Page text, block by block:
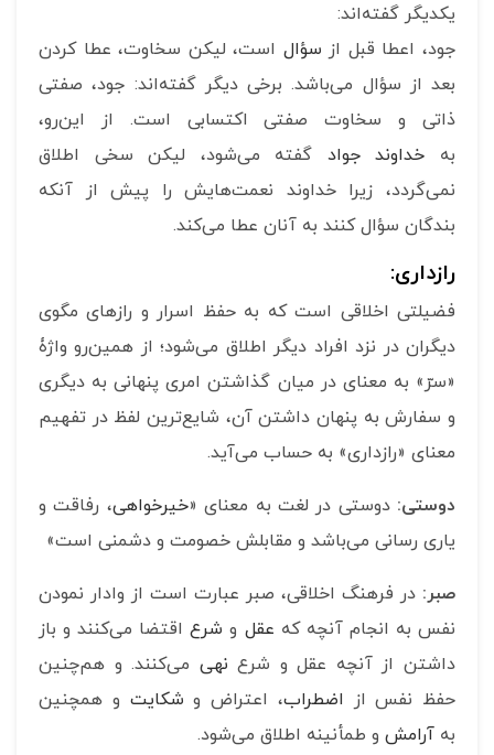
یکدیگر گفته‌اند:
جود، اعطا قبل از سؤال است، لیکن سخاوت، عطا کردن
بعد از سؤال مى‌باشد. برخى دیگر گفته‌اند: جود، صفتى
ذاتى و سخاوت صفتى اکتسابى است. از این‌رو،
به خداوند جواد گفته مى‌شود، لیکن سخى اطلاق
نمى‌گردد، زیرا خداوند نعمت‌هایش را پیش از آنکه
بندگان سؤال کنند به آنان عطا مى‌کند.
رازداری:
فضیلتی اخلاقی است که به حفظ اسرار و رازهای مگوی
دیگران در نزد افراد دیگر اطلاق می‌شود؛ از همین‌رو واژۀ
«سرّ» به معنای در میان گذاشتن امری پنهانی به دیگری
و سفارش به پنهان داشتن آن، شایع‌ترین لفظ در تفهیم
معنای «رازداری» به حساب می‌آید.
دوستی: دوستی در لغت به معنای «خیرخواهی، رفاقت و
یاری رسانی می‌باشد و مقابلش خصومت و دشمنی است»
صبر: در فرهنگ اخلاقی، صبر عبارت است از وادار نمودن
نفس به انجام آنچه که عقل و شرعاقتضا می‌کنند و باز
داشتن از آنچه عقل و شرع نهی می‌کنند. و هم‌چنین
حفظ نفس از اضطراب، اعتراض و شکایت و همچنین
به آرامش و طمأنینه اطلاق می‌شود.